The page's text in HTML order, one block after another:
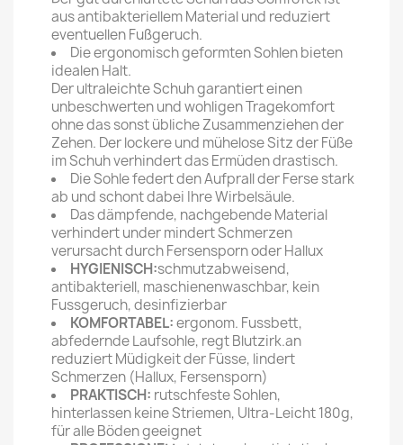
aus antibakteriellem Material und reduziert
eventuellen Fußgeruch.
Die ergonomisch geformten Sohlen bieten
idealen Halt.
Der ultraleichte Schuh garantiert einen
unbeschwerten und wohligen Tragekomfort
ohne das sonst übliche Zusammenziehen der
Zehen. Der lockere und mühelose Sitz der Füße
im Schuh verhindert das Ermüden drastisch.
Die Sohle federt den Aufprall der Ferse stark
ab und schont dabei Ihre Wirbelsäule.
Das dämpfende, nachgebende Material
verhindert under mindert Schmerzen
verursacht durch Fersensporn oder Hallux
HYGIENISCH:schmutzabweisend,
antibakteriell, maschienenwaschbar, kein
Fussgeruch, desinfizierbar
KOMFORTABEL:ergonom. Fussbett,
abfedernde Laufsohle, regt Blutzirk.an
reduziert Müdigkeit der Füsse, lindert
Schmerzen (Hallux, Fersensporn)
PRAKTISCH: rutschfeste Sohlen,
hinterlassen keine Striemen, Ultra-Leicht 180g,
für alle Böden geeignet